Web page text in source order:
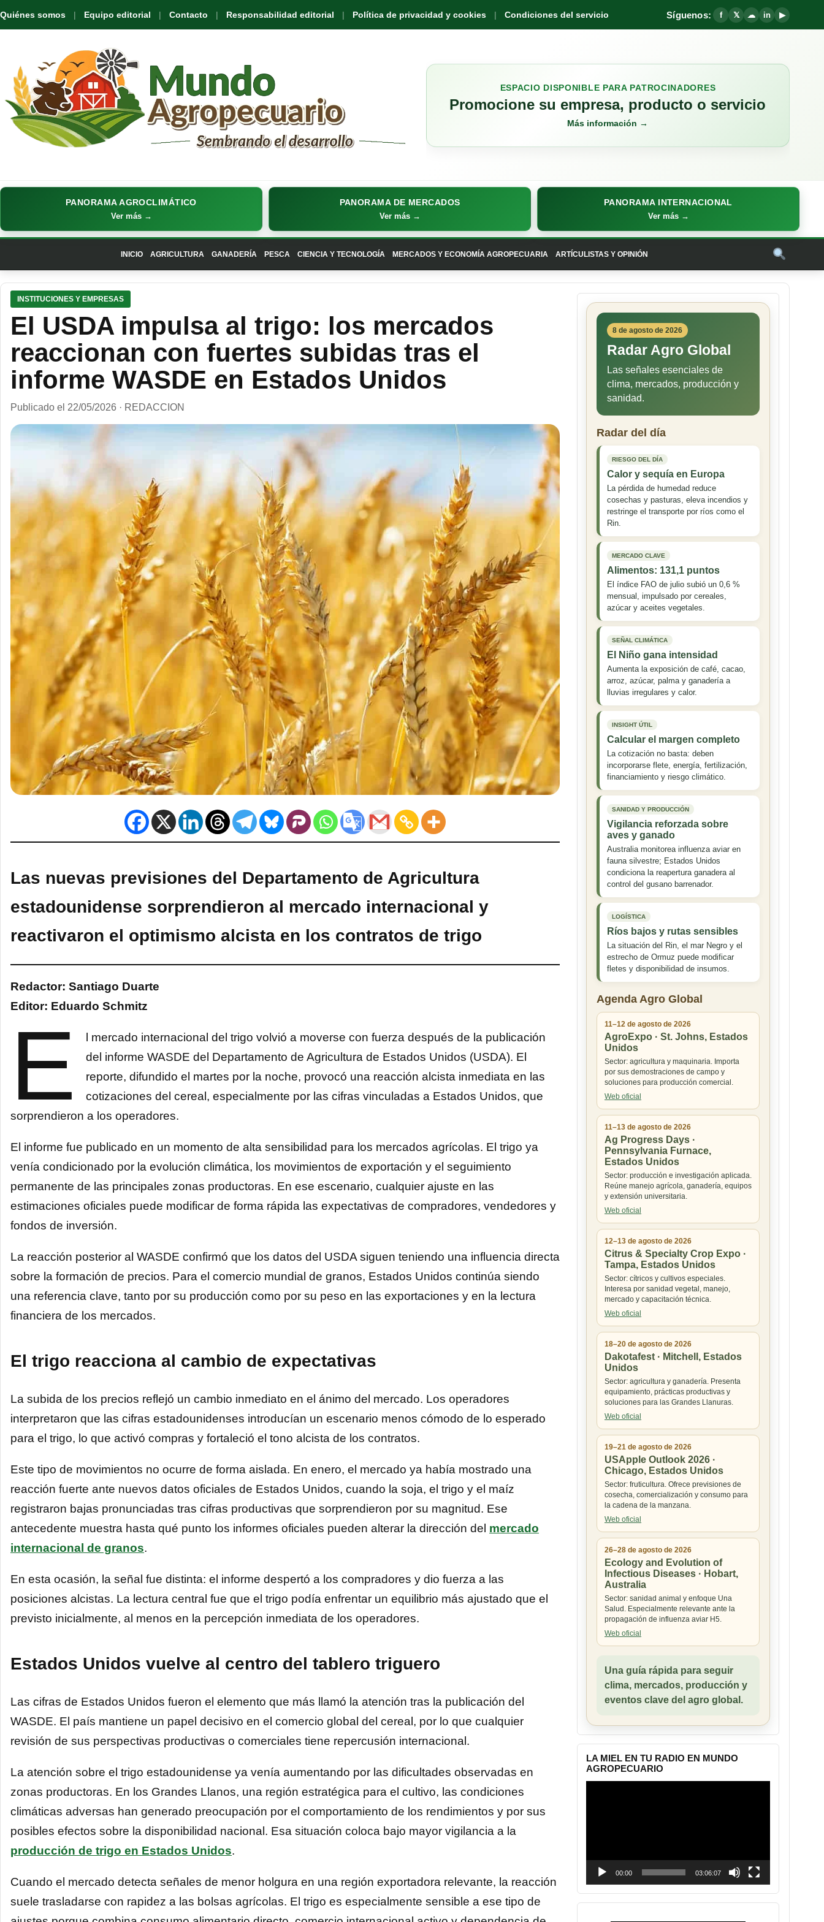
Quiénes somos Equipo editorial Contacto Responsabilidad editorial Política de privacidad y cookies Condiciones del servicio Síguenos: f 𝕏 ☁ in ▶
ESPACIO DISPONIBLE PARA PATROCINADORES
Promocione su empresa, producto o servicio
Más información →
PANORAMA AGROCLIMÁTICO
Ver más →
PANORAMA DE MERCADOS
Ver más →
PANORAMA INTERNACIONAL
Ver más →
INICIO AGRICULTURA GANADERÍA PESCA CIENCIA Y TECNOLOGÍA MERCADOS Y ECONOMÍA AGROPECUARIA ARTÍCULISTAS Y OPINIÓN
INSTITUCIONES Y EMPRESAS
El USDA impulsa al trigo: los mercados
reaccionan con fuertes subidas tras el
informe WASDE en Estados Unidos
Publicado el 22/05/2026 · REDACCION
Las nuevas previsiones del Departamento de Agricultura
estadounidense sorprendieron al mercado internacional y
reactivaron el optimismo alcista en los contratos de trigo
Redactor: Santiago Duarte
Editor: Eduardo Schmitz
E
l mercado internacional del trigo volvió a moverse con fuerza después de la publicación
del informe WASDE del Departamento de Agricultura de Estados Unidos (USDA). El
reporte, difundido el martes por la noche, provocó una reacción alcista inmediata en las
cotizaciones del cereal, especialmente por las cifras vinculadas a Estados Unidos, que
sorprendieron a los operadores.
El informe fue publicado en un momento de alta sensibilidad para los mercados agrícolas. El trigo ya
venía condicionado por la evolución climática, los movimientos de exportación y el seguimiento
permanente de las principales zonas productoras. En ese escenario, cualquier ajuste en las
estimaciones oficiales puede modificar de forma rápida las expectativas de compradores, vendedores y
fondos de inversión.
La reacción posterior al WASDE confirmó que los datos del USDA siguen teniendo una influencia directa
sobre la formación de precios. Para el comercio mundial de granos, Estados Unidos continúa siendo
una referencia clave, tanto por su producción como por su peso en las exportaciones y en la lectura
financiera de los mercados.
El trigo reacciona al cambio de expectativas
La subida de los precios reflejó un cambio inmediato en el ánimo del mercado. Los operadores
interpretaron que las cifras estadounidenses introducían un escenario menos cómodo de lo esperado
para el trigo, lo que activó compras y fortaleció el tono alcista de los contratos.
Este tipo de movimientos no ocurre de forma aislada. En enero, el mercado ya había mostrado una
reacción fuerte ante nuevos datos oficiales de Estados Unidos, cuando la soja, el trigo y el maíz
registraron bajas pronunciadas tras cifras productivas que sorprendieron por su magnitud. Ese
antecedente muestra hasta qué punto los informes oficiales pueden alterar la dirección del mercado
internacional de granos.
En esta ocasión, la señal fue distinta: el informe despertó a los compradores y dio fuerza a las
posiciones alcistas. La lectura central fue que el trigo podía enfrentar un equilibrio más ajustado que el
previsto inicialmente, al menos en la percepción inmediata de los operadores.
Estados Unidos vuelve al centro del tablero triguero
Las cifras de Estados Unidos fueron el elemento que más llamó la atención tras la publicación del
WASDE. El país mantiene un papel decisivo en el comercio global del cereal, por lo que cualquier
revisión de sus perspectivas productivas o comerciales tiene repercusión internacional.
La atención sobre el trigo estadounidense ya venía aumentando por las dificultades observadas en
zonas productoras. En los Grandes Llanos, una región estratégica para el cultivo, las condiciones
climáticas adversas han generado preocupación por el comportamiento de los rendimientos y por sus
posibles efectos sobre la disponibilidad nacional. Esa situación coloca bajo mayor vigilancia a la
producción de trigo en Estados Unidos.
Cuando el mercado detecta señales de menor holgura en una región exportadora relevante, la reacción
suele trasladarse con rapidez a las bolsas agrícolas. El trigo es especialmente sensible a ese tipo de
8 de agosto de 2026
Radar Agro Global
Las señales esenciales de
clima, mercados, producción y
sanidad.
Radar del día
RIESGO DEL DÍA
Calor y sequía en Europa
La pérdida de humedad reduce
cosechas y pasturas, eleva incendios y
restringe el transporte por ríos como el
Rin.
MERCADO CLAVE
Alimentos: 131,1 puntos
El índice FAO de julio subió un 0,6 %
mensual, impulsado por cereales,
azúcar y aceites vegetales.
SEÑAL CLIMÁTICA
El Niño gana intensidad
Aumenta la exposición de café, cacao,
arroz, azúcar, palma y ganadería a
lluvias irregulares y calor.
INSIGHT ÚTIL
Calcular el margen completo
La cotización no basta: deben
incorporarse flete, energía, fertilización,
financiamiento y riesgo climático.
SANIDAD Y PRODUCCIÓN
Vigilancia reforzada sobre
aves y ganado
Australia monitorea influenza aviar en
fauna silvestre; Estados Unidos
condiciona la reapertura ganadera al
control del gusano barrenador.
LOGÍSTICA
Ríos bajos y rutas sensibles
La situación del Rin, el mar Negro y el
estrecho de Ormuz puede modificar
fletes y disponibilidad de insumos.
Agenda Agro Global
11–12 de agosto de 2026
AgroExpo · St. Johns, Estados
Unidos
Sector: agricultura y maquinaria. Importa
por sus demostraciones de campo y
soluciones para producción comercial.
Web oficial
11–13 de agosto de 2026
Ag Progress Days ·
Pennsylvania Furnace,
Estados Unidos
Sector: producción e investigación aplicada.
Reúne manejo agrícola, ganadería, equipos
y extensión universitaria.
Web oficial
12–13 de agosto de 2026
Citrus & Specialty Crop Expo ·
Tampa, Estados Unidos
Sector: cítricos y cultivos especiales.
Interesa por sanidad vegetal, manejo,
mercado y capacitación técnica.
Web oficial
18–20 de agosto de 2026
Dakotafest · Mitchell, Estados
Unidos
Sector: agricultura y ganadería. Presenta
equipamiento, prácticas productivas y
soluciones para las Grandes Llanuras.
Web oficial
19–21 de agosto de 2026
USApple Outlook 2026 ·
Chicago, Estados Unidos
Sector: fruticultura. Ofrece previsiones de
cosecha, comercialización y consumo para
la cadena de la manzana.
Web oficial
26–28 de agosto de 2026
Ecology and Evolution of
Infectious Diseases · Hobart,
Australia
Sector: sanidad animal y enfoque Una
Salud. Especialmente relevante ante la
propagación de influenza aviar H5.
Web oficial
Una guía rápida para seguir
clima, mercados, producción y
eventos clave del agro global.
LA MIEL EN TU RADIO EN MUNDO
AGROPECUARIO
00:00 03:06:07